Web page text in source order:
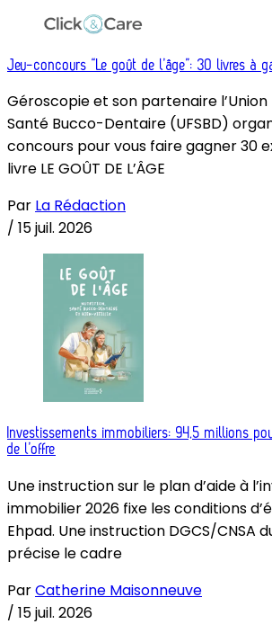
Jeu-concours “Le goût de l’âge”: 30 livres à
Géroscopie et son partenaire
Santé Bucco-Dentaire (UFSBD)
concours pour vous faire gagner 30
livre LE GOÛT DE L’ÂGE
Par La Rédaction
/ 15 juil. 2026
Investissements immobiliers: 94,5 millions
de l’offre
Une instruction sur le plan d’aide à
immobilier 2026 fixe les conditions
Ehpad. Une instruction DGCS/CNSA
précise le cadre
ParCatherine Maisonneuve
/ 15 juil. 2026